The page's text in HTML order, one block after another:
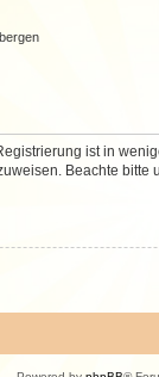
ist in
Beachte